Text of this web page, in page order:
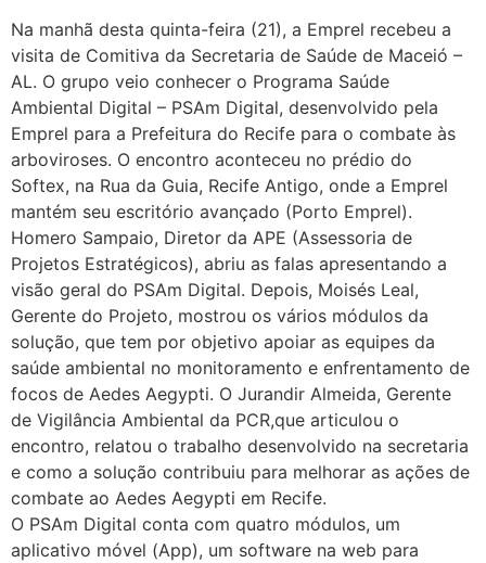
Na manhã desta quinta-feira (21), a Emprel recebeu a
visita de Comitiva da Secretaria de Saúde de Maceió –
AL. O grupo veio conhecer o Programa Saúde
Ambiental Digital – PSAm Digital, desenvolvido pela
Emprel para a Prefeitura do Recife para o combate às
arboviroses. O encontro aconteceu no prédio do
Softex, na Rua da Guia, Recife Antigo, onde a Emprel
mantém seu escritório avançado (Porto Emprel).
Homero Sampaio, Diretor da APE (Assessoria de
Projetos Estratégicos), abriu as falas apresentando a
visão geral do PSAm Digital. Depois, Moisés Leal,
Gerente do Projeto, mostrou os vários módulos da
solução, que tem por objetivo apoiar as equipes da
saúde ambiental no monitoramento e enfrentamento de
focos de Aedes Aegypti. O Jurandir Almeida, Gerente
de Vigilância Ambiental da PCR,que articulou o
encontro, relatou o trabalho desenvolvido na secretaria
e como a solução contribuiu para melhorar as ações de
combate ao Aedes Aegypti em Recife.
O PSAm Digital conta com quatro módulos, um
aplicativo móvel (App), um software na web para